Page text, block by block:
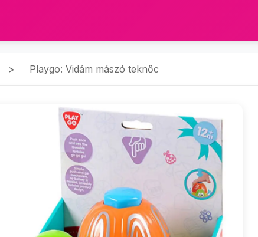
> Playgo: Vidám mászó teknőc